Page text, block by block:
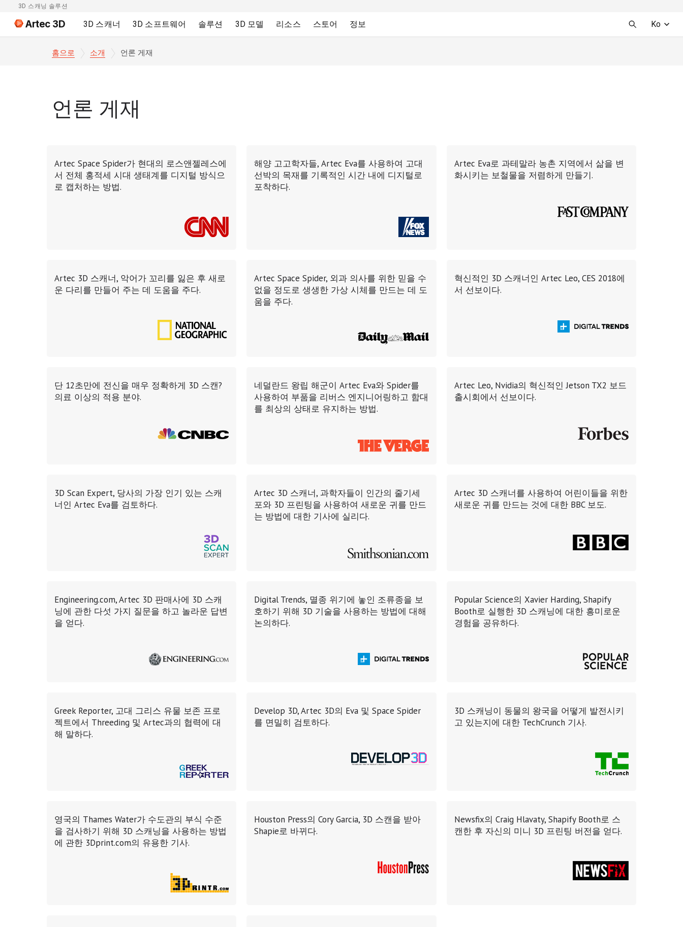
3D 스캐닝 솔루션
Artec 3D 3D 스캐너 3D 소프트웨어 솔루션 3D 모델 리소스 스토어 정보 Ko
홈으로 소개 언론 게재
언론 게재
Artec Space Spider가 현대의 로스앤젤레스에
서 전체 홍적세 시대 생태계를 디지털 방식으
로 캡처하는 방법.
해양 고고학자들, Artec Eva를 사용하여 고대
선박의 목재를 기록적인 시간 내에 디지털로
포착하다.
Artec Eva로 과테말라 농촌 지역에서 삶을 변
화시키는 보철물을 저렴하게 만들기.
Artec 3D 스캐너, 악어가 꼬리를 잃은 후 새로
운 다리를 만들어 주는 데 도움을 주다.
Artec Space Spider, 외과 의사를 위한 믿을 수
없을 정도로 생생한 가상 시체를 만드는 데 도
움을 주다.
혁신적인 3D 스캐너인 Artec Leo, CES 2018에
서 선보이다.
단 12초만에 전신을 매우 정확하게 3D 스캔?
의료 이상의 적용 분야.
네덜란드 왕립 해군이 Artec Eva와 Spider를
사용하여 부품을 리버스 엔지니어링하고 함대
를 최상의 상태로 유지하는 방법.
Artec Leo, Nvidia의 혁신적인 Jetson TX2 보드
출시회에서 선보이다.
3D Scan Expert, 당사의 가장 인기 있는 스캐
너인 Artec Eva를 검토하다.
Artec 3D 스캐너, 과학자들이 인간의 줄기세
포와 3D 프린팅을 사용하여 새로운 귀를 만드
는 방법에 대한 기사에 실리다.
Artec 3D 스캐너를 사용하여 어린이들을 위한
새로운 귀를 만드는 것에 대한 BBC 보도.
Engineering.com, Artec 3D 판매사에 3D 스캐
닝에 관한 다섯 가지 질문을 하고 놀라운 답변
을 얻다.
Digital Trends, 멸종 위기에 놓인 조류종을 보
호하기 위해 3D 기술을 사용하는 방법에 대해
논의하다.
Popular Science의 Xavier Harding, Shapify
Booth로 실행한 3D 스캐닝에 대한 흥미로운
경험을 공유하다.
Greek Reporter, 고대 그리스 유물 보존 프로
젝트에서 Threeding 및 Artec과의 협력에 대
해 말하다.
Develop 3D, Artec 3D의 Eva 및 Space Spider
를 면밀히 검토하다.
3D 스캐닝이 동물의 왕국을 어떻게 발전시키
고 있는지에 대한 TechCrunch 기사.
영국의 Thames Water가 수도관의 부식 수준
을 검사하기 위해 3D 스캐닝을 사용하는 방법
에 관한 3Dprint.com의 유용한 기사.
Houston Press의 Cory Garcia, 3D 스캔을 받아
Shapie로 바뀌다.
Newsfix의 Craig Hlavaty, Shapify Booth로 스
캔한 후 자신의 미니 3D 프린팅 버전을 얻다.